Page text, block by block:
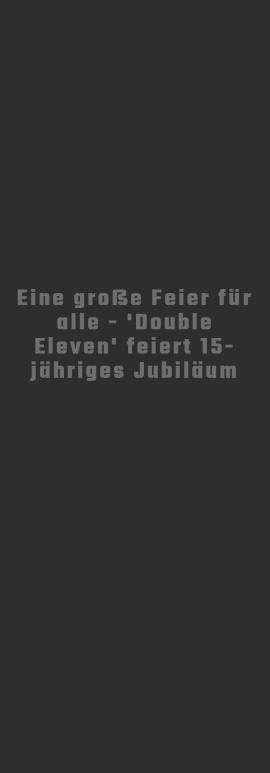
Eine große Feier für
alle - 'Double
Eleven' feiert 15-
jähriges Jubiläum